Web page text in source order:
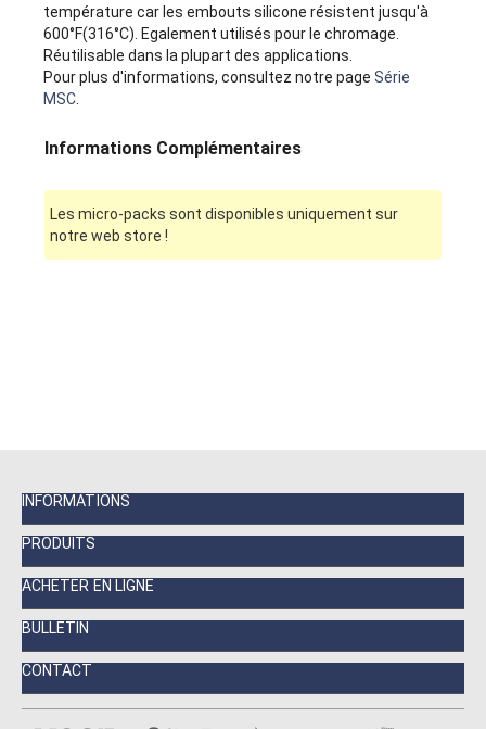
température car les embouts silicone résistent jusqu'à
600°F(316°C). Egalement utilisés pour le chromage.
Réutilisable dans la plupart des applications.
Pour plus d'informations, consultez notre pageSérie
MSC
Informations Complémentaires
Les micro-packs sont disponibles uniquement sur
notre web store !
INFORMATIONS
PRODUITS
ACHETER EN LIGNE
BULLETIN
CONTACT